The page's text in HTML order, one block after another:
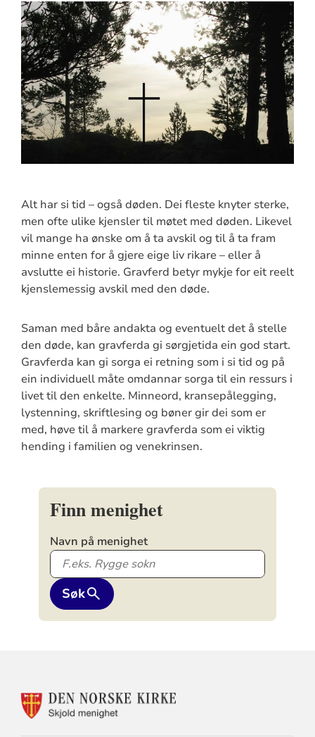
Alt har si tid – også døden. Dei fleste knyter sterke,
men ofte ulike kjensler til møtet med døden. Likevel
vil mange ha ønske om å ta avskil og til å ta fram
minne enten for å gjere eige liv rikare – eller å
avslutte ei historie. Gravferd betyr mykje for eit reelt
kjenslemessig avskil med den døde.
Saman med båre andakta og eventuelt det å stelle
den døde, kan gravferda gi sørgjetida ein god start.
Gravferda kan gi sorga ei retning som i si tid og på
ein individuell måte omdannar sorga til ein ressurs i
livet til den enkelte. Minneord, kransepålegging,
lystenning, skriftlesing og bøner gir dei som er
med, høve til å markere gravferda som ei viktig
hending i familien og venekrinsen.
Finn menighet
Navn på menighet
Søk
KONTAKTINFORMASJON